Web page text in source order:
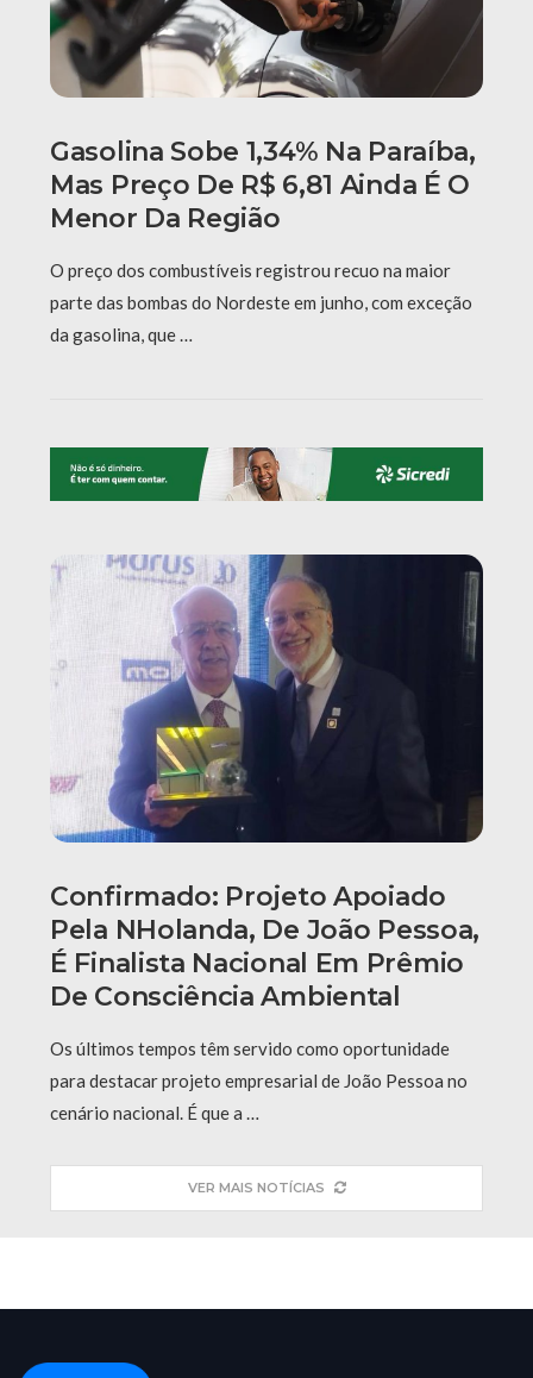
Gasolina Sobe 1,34% Na Paraíba,
Mas Preço De R$ 6,81 Ainda É O
Menor Da Região
O preço dos combustíveis registrou recuo na maior
parte das bombas do Nordeste em junho, com exceção
da gasolina, que …
Confirmado: Projeto Apoiado
Pela NHolanda, De João Pessoa,
É Finalista Nacional Em Prêmio
De Consciência Ambiental
Os últimos tempos têm servido como oportunidade
para destacar projeto empresarial de João Pessoa no
cenário nacional. É que a …
VER MAIS NOTÍCIAS